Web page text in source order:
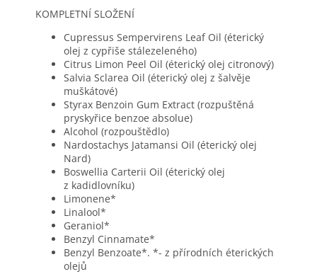
KOMPLETNÍ SLOŽENÍ
Cupressus Sempervirens Leaf Oil (éterický
olej z cypřiše stálezeleného)
Citrus Limon Peel Oil (éterický olej citronový)
Salvia Sclarea Oil (éterický olej z šalvěje
muškátové)
Styrax Benzoin Gum Extract (rozpuštěná
pryskyřice benzoe absolue)
Alcohol (rozpouštědlo)
Nardostachys Jatamansi Oil (éterický olej
Nard)
Boswellia Carterii Oil (éterický olej
z kadidlovníku)
Limonene*
Linalool*
Geraniol*
Benzyl Cinnamate*
Benzyl Benzoate*. *- z přírodních éterických
olejů